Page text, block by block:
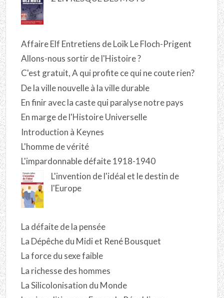
Affaire Elf Entretiens de Loïk Le Floch-Prigent
Allons-nous sortir de l'Histoire ?
C'est gratuit, A qui profite ce qui ne coute rien?
De la ville nouvelle à la ville durable
En finir avec la caste qui paralyse notre pays
En marge de l'Histoire Universelle
Introduction à Keynes
L'homme de vérité
L'impardonnable défaite 1918-1940
L'invention de l'idéal et le destin de
l'Europe
La défaite de la pensée
La Dépêche du Midi et René Bousquet
La force du sexe faible
La richesse des hommes
La Silicolonisation du Monde